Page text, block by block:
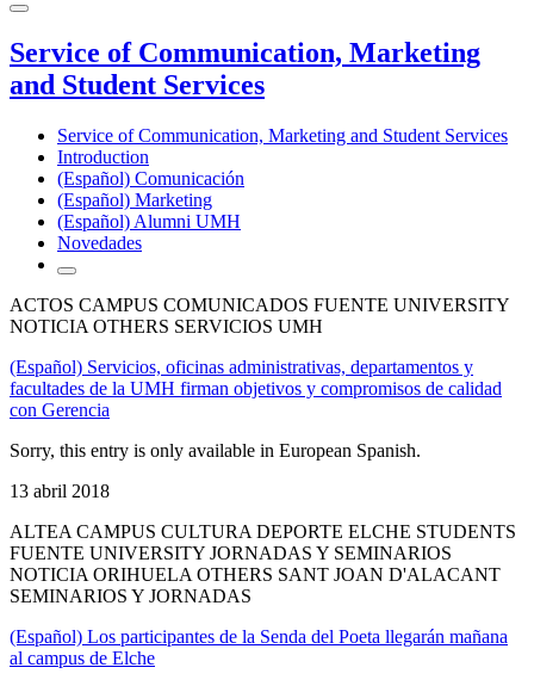
Service of Communication, Marketing
and Student Services
Service of Communication, Marketing and Student Services
Introduction
(Español) Comunicación
(Español) Marketing
(Español) Alumni UMH
Novedades
ACTOS CAMPUS COMUNICADOS FUENTE UNIVERSITY
NOTICIA OTHERS SERVICIOS UMH
(Español) Servicios, oficinas administrativas, departamentos y
facultades de la UMH firman objetivos y compromisos de calidad
con Gerencia
Sorry, this entry is only available in European Spanish.
13 abril 2018
ALTEA CAMPUS CULTURA DEPORTE ELCHE STUDENTS
FUENTE UNIVERSITY JORNADAS Y SEMINARIOS
NOTICIA ORIHUELA OTHERS SANT JOAN D'ALACANT
SEMINARIOS Y JORNADAS
(Español) Los participantes de la Senda del Poeta llegarán mañana
al campus de Elche